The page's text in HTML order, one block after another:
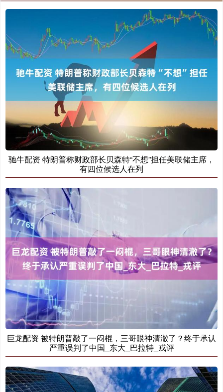
驰牛配资 特朗普称财政部长贝森特“不想”担任美联储主席，
有四位候选人在列
巨龙配资 被特朗普敲了一闷棍，三哥眼神清澈了？终于承认
严重误判了中国_东大_巴拉特_戎评